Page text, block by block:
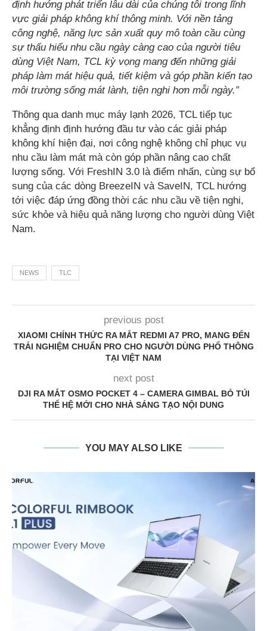
định hướng phát triển lâu dài của chúng tôi trong lĩnh
vực giải pháp không khí thông minh. Với nền tảng
công nghệ, năng lực sản xuất quy mô toàn cầu cùng
sự thấu hiểu nhu cầu ngày càng cao của người tiêu
dùng Việt Nam, TCL kỳ vọng mang đến những giải
pháp làm mát hiệu quả, tiết kiệm và góp phần kiến tạo
môi trường sống mát lành, tiện nghi hơn mỗi ngày.”
Thông qua danh mục máy lạnh 2026, TCL tiếp tục
khẳng định định hướng đầu tư vào các giải pháp
không khí hiện đại, nơi công nghệ không chỉ phục vụ
nhu cầu làm mát mà còn góp phần nâng cao chất
lượng sống. Với FreshIN 3.0 là điểm nhấn, cùng sự bổ
sung của các dòng BreezeIN và SaveIN, TCL hướng
tới việc đáp ứng đồng thời các nhu cầu về tiện nghi,
sức khỏe và hiệu quả năng lượng cho người dùng Việt
Nam.
NEWS TLC
previous post
XIAOMI CHÍNH THỨC RA MẮT REDMI A7 PRO, MANG ĐẾN
TRẢI NGHIỆM CHUẨN PRO CHO NGƯỜI DÙNG PHỔ THÔNG
TẠI VIỆT NAM
next post
DJI RA MẮT OSMO POCKET 4 – CAMERA GIMBAL BỎ TÚI
THẾ HỆ MỚI CHO NHÀ SÁNG TẠO NỘI DUNG
YOU MAY ALSO LIKE